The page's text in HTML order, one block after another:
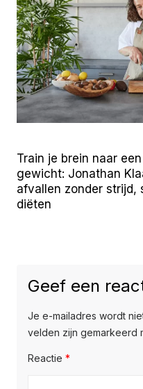
Train je brein naar
gewicht: Jonathan
afvallen zonder strijd,
diëten
Geef een
Je e-mailadres wordt
velden zijn gemarkeerd
Reactie *